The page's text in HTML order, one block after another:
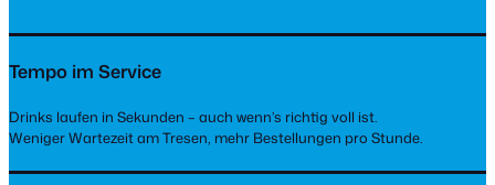
Tempo im Service
Drinks laufen in Sekunden – auch wenn’s richtig voll ist.
Weniger Wartezeit am Tresen, mehr Bestellungen pro Stunde.